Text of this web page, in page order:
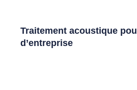
Traitement acoustique
d’entreprise